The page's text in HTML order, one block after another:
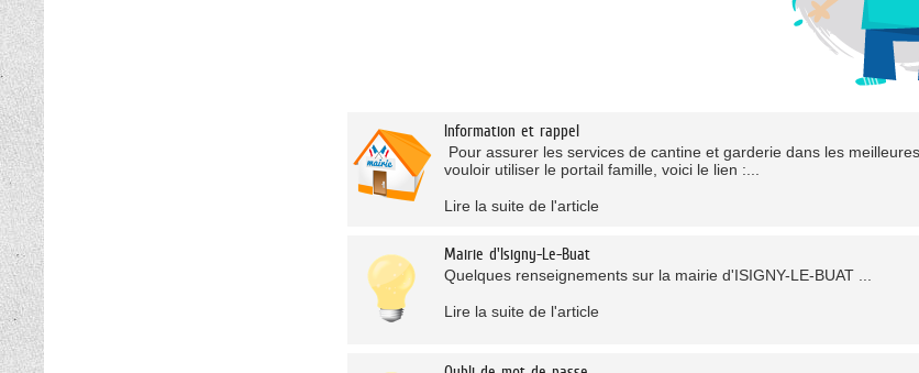
Information et rappel
Pour assurer les services de cantine et garderie dans les
vouloir utiliser le portail famille, voici le lien :...
Lire la suite de l'article
Mairie d'Isigny-Le-Buat
Quelques renseignements sur la mairie d'ISIGNY-LE-BUAT ...
Lire la suite de l'article